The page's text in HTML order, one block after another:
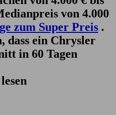
von 4.000
zum Super Preis .
dass ein Chrysler
in 60 Tagen